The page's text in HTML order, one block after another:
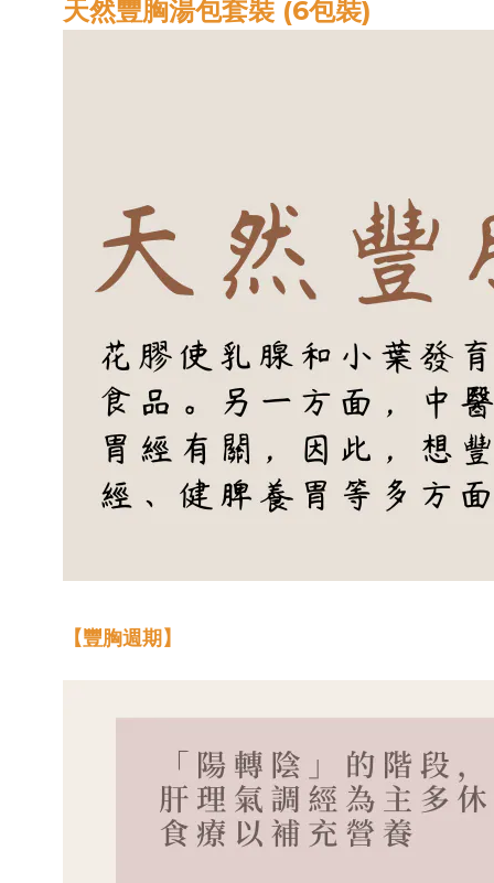
天然豐胸湯包套裝 (6包裝)
【豐胸週期】